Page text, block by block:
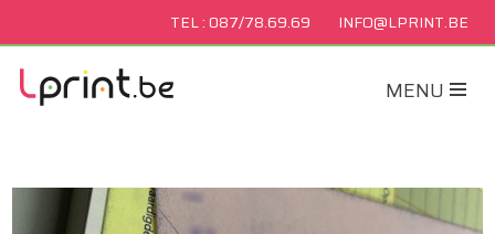
INFO@LPRINT.BE
TEL : 087/78.69.69
MENU